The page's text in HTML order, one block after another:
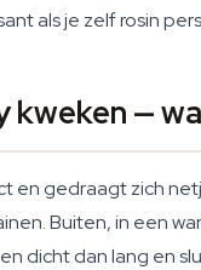
als je zelf rosin
kweken —
en gedraagt zich
Buiten, in een
dicht dan lang en